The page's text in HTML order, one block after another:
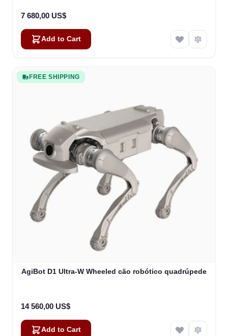
7 680,00 US$
Add to Cart
FREE SHIPPING
AgiBot D1 Ultra-W Wheeled cão robótico quadrúpede
14 560,00 US$
Add to Cart